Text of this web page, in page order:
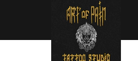
Перейти к основному